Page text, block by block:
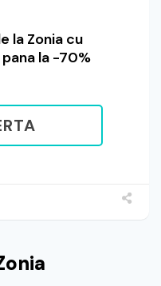
la Zonia cu
la -70%